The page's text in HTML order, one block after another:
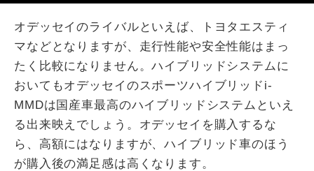
オデッセイのライバルといえば、トヨタエスティ
マなどとなりますが、走行性能や安全性能はまっ
たく比較になりません。ハイブリッドシステムに
おいてもオデッセイのスポーツハイブリッドi-
MMDは国産車最高のハイブリッドシステムといえ
る出来映えでしょう。オデッセイを購入するな
ら、高額にはなりますが、ハイブリッド車のほう
が購入後の満足感は高くなります。